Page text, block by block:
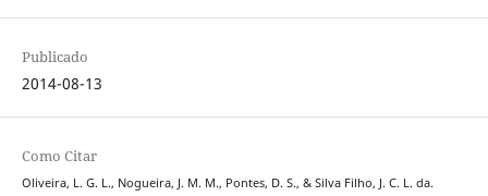
Publicado
2014-08-13
Como Citar
Oliveira, L. G. L., Nogueira, J. M. M., Pontes, D. S., & Silva Filho, J. C. L. da.